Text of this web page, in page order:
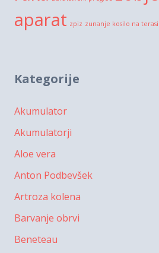
aparat zpiz zunanje kosilo na terasi
Kategorije
Akumulator
Akumulatorji
Aloe vera
Anton Podbevšek
Artroza kolena
Barvanje obrvi
Beneteau